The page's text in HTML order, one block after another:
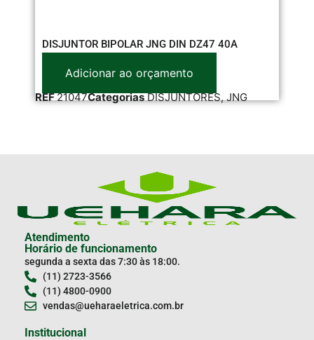
DISJUNTOR BIPOLAR JNG DIN DZ47 40A
Adicionar ao orçamento
REF21047Categorias DISJUNTORES, JNG
Atendimento
Horário de funcionamento
segunda a sexta das 7:30 às 18:00.
(11) 2723-3566
(11) 4800-0900
vendas@ueharaeletrica.com.br
Institucional